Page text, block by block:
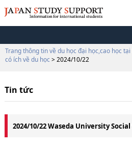
Trang thông tin về du học đại học,cao học tại
có ích về du học > 2024/10/22
Tin tức
2024/10/22 Waseda University